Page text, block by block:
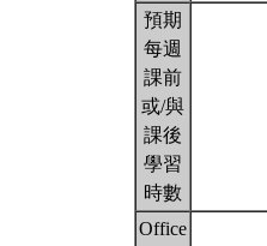
預期
每週
課前
或/與
課後
學習
時數
Office